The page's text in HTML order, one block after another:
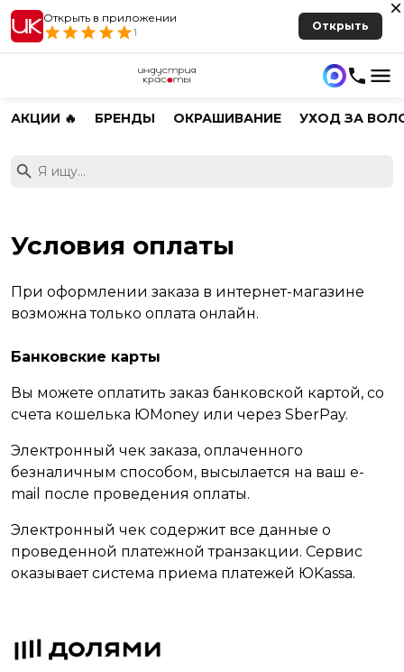
Открыть в приложении
1
Открыть
АКЦИИ 🔥 БРЕНДЫ ОКРАШИВАНИЕ УХОД ЗА
Условия оплаты
При оформлении заказа в интернет-магазине
возможна только оплата онлайн.
Банковские карты
Вы можете оплатить заказ банковской картой, со
счета кошелька ЮMoney или через SberPay.
Электронный чек заказа, оплаченного
безналичным способом, высылается на ваш e-
mail после проведения оплаты.
Электронный чек содержит все данные о
проведенной платежной транзакции. Сервис
оказывает система приема платежей ЮKassa.